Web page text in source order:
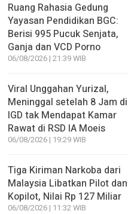
Ruang Rahasia Gedung
Yayasan Pendidikan BGC:
Berisi 995 Pucuk Senjata,
Ganja dan VCD Porno
06/08/2026 | 21:39 WIB
Viral Unggahan Yurizal,
Meninggal setelah 8 Jam di
IGD tak Mendapat Kamar
Rawat di RSD IA Moeis
06/08/2026 | 19:29 WIB
Tiga Kiriman Narkoba dari
Malaysia Libatkan Pilot dan
Kopilot, Nilai Rp 127 Miliar
06/08/2026 | 11:32 WIB